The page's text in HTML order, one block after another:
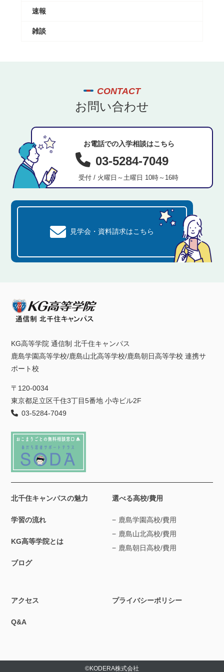
速報
雑談
CONTACT
お問い合わせ
お電話での入学相談はこちら
03-5284-7049
受付 / 火曜日～土曜日 10時～16時
見学会・資料請求はこちら
KG高等学院 通信制 北千住キャンパス
鹿島学園高等学校/鹿島山北高等学校/鹿島朝日高等学校 連携サ
ポート校
〒120-0034
東京都足立区千住3丁目5番地 小寺ビル2F
03-5284-7049
北千住キャンパスの魅力
学習の流れ
KG高等学院とは
ブログ
選べる高校/費用
鹿島学園高校/費用
鹿島山北高校/費用
鹿島朝日高校/費用
アクセス
Q&A
プライバシーポリシー
©︎KODERA株式会社